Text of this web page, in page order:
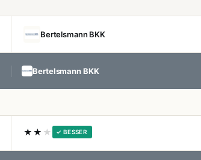
Bertelsmann BKK
Bertelsmann BKK
★★ ★ ✓ BESSER